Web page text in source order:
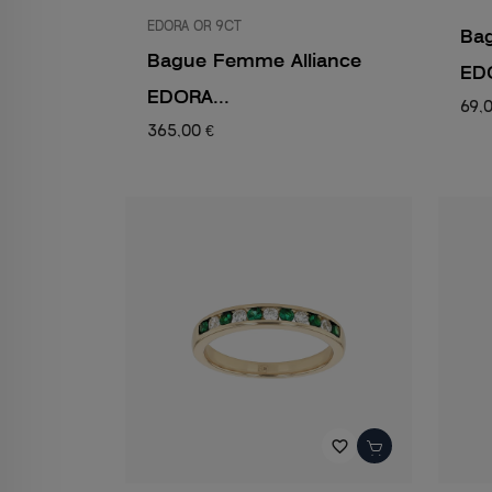
EDORA OR 9CT
Bague Femme Alliance
EDORA...
365,00 €
favorite_border